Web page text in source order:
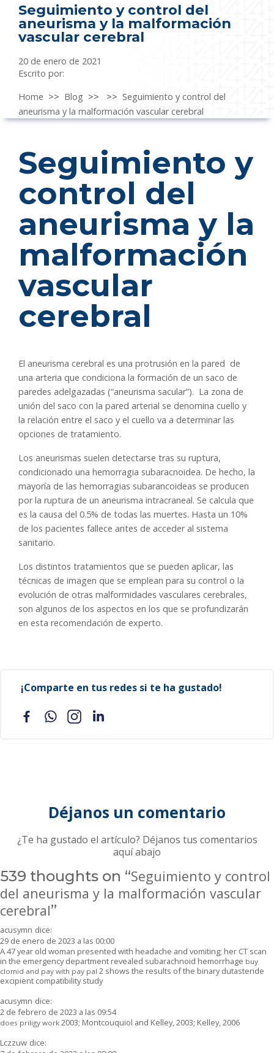
Seguimiento y control del
aneurisma y la malformación
vascular cerebral
20 de enero de 2021
Escrito por:
Home >> Blog >> >> Seguimiento y control del
aneurisma y la malformación vascular cerebral
Seguimiento y
control del
aneurisma y la
malformación
vascular
cerebral
El aneurisma cerebral es una protrusión en la pared de
una arteria que condiciona la formación de un saco de
paredes adelgazadas (“aneurisma sacular”). La zona de
unión del saco con la pared arterial se denomina cuello y
la relación entre el saco y el cuello va a determinar las
opciones de tratamiento.
Los aneurismas suelen detectarse tras su ruptura,
condicionado una hemorragia subaracnoidea. De hecho, la
mayoría de las hemorragias subarancoideas se producen
por la ruptura de un aneurisma intracraneal. Se calcula que
es la causa del 0.5% de todas las muertes. Hasta un 10%
de los pacientes fallece antes de acceder al sistema
sanitario.
Los distintos tratamientos que se pueden aplicar, las
técnicas de imagen que se emplean para su control o la
evolución de otras malformidades vasculares cerebrales,
son algunos de los aspectos en los que se profundizarán
en esta recomendación de experto.
¡Comparte en tus redes si te ha gustado!
Déjanos un comentario
¿Te ha gustado el artículo? Déjanos tus comentarios
aquí abajo
539 thoughts on “Seguimiento y control
del aneurisma y la malformación vascular
cerebral”
acusymn dice:
29 de enero de 2023 a las 00:00
A 47 year old woman presented with headache and vomiting; her CT scan
in the emergency department revealed subarachnoid hemorrhage buy
clomid and pay with pay pal 2 shows the results of the binary dutasteride
excipient compatibility study
acusymn dice:
2 de febrero de 2023 a las 09:54
does priligy work 2003; Montcouquiol and Kelley, 2003; Kelley, 2006
Lczzuw dice: